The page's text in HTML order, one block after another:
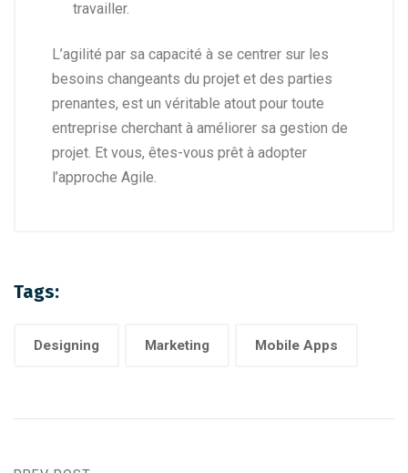
travailler.
L’agilité par sa capacité à se centrer sur les
besoins changeants du projet et des parties
prenantes, est un véritable atout pour toute
entreprise cherchant à améliorer sa gestion de
projet. Et vous, êtes-vous prêt à adopter
l’approche Agile.
Tags:
Designing Marketing Mobile Apps